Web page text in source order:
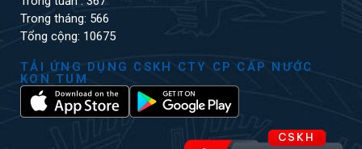
Trong tháng: 566
Tổng cộng: 10675
TẢI ỨNG DỤNG CSKH CTY CP CẤP NƯỚC
KON TUM
CSKH